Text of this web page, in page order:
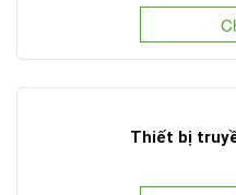
Thiết bị